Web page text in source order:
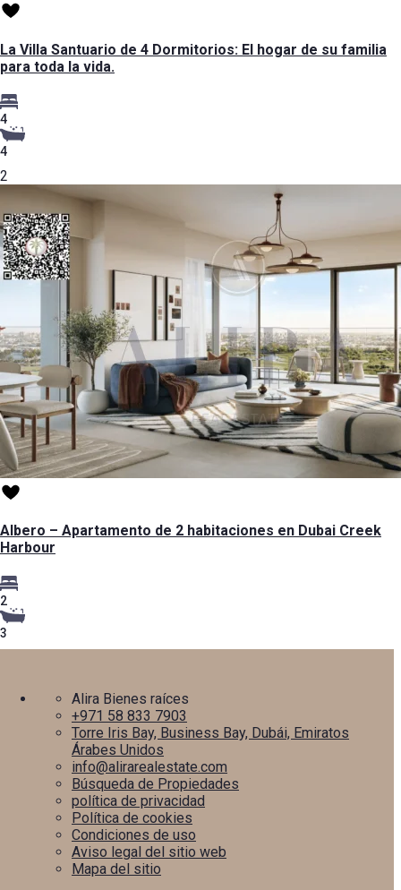
La Villa Santuario de 4 Dormitorios: El hogar de su familia
para toda la vida.
4
4
2
Albero – Apartamento de 2 habitaciones en Dubai Creek
Harbour
2
3
Alira Bienes raíces
+971 58 833 7903
Torre Iris Bay, Business Bay, Dubái, Emiratos
Árabes Unidos
info@alirarealestate.com
Búsqueda de Propiedades
política de privacidad
Política de cookies
Condiciones de uso
Aviso legal del sitio web
Mapa del sitio